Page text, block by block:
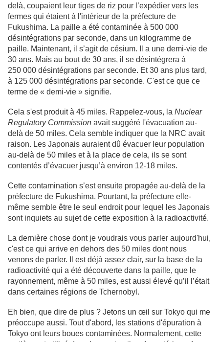
delà, coupaient leur tiges de riz pour l’expédier vers les
fermes qui étaient à l'intérieur de la préfecture de
Fukushima. La paille a été contaminée à 500 000
désintégrations par seconde, dans un kilogramme de
paille. Maintenant, il s’agit de césium. Il a une demi-vie de
30 ans. Mais au bout de 30 ans, il se désintégrera à
250 000 désintégrations par seconde. Et 30 ans plus tard,
à 125 000 désintégrations par seconde. C'est ce que ce
terme de « demi-vie » signifie.
Cela s'est produit à 45 miles. Rappelez-vous, la Nuclear
Regulatory Commission avait suggéré l'évacuation au-
delà de 50 miles. Cela semble indiquer que la NRC avait
raison. Les Japonais auraient dû évacuer leur population
au-delà de 50 miles et à la place de cela, ils se sont
contentés d’évacuer jusqu’à environ 12-18 miles.
Cette contamination s’est ensuite propagée au-delà de la
préfecture de Fukushima. Pourtant, la préfecture elle-
même semble être le seul endroit pour lequel les Japonais
sont inquiets au sujet de cette exposition à la radioactivité.
La dernière chose dont je voudrais vous parler aujourd'hui,
c'est ce qui arrive en dehors des 50 miles dont nous
venons de parler. Il est déjà assez clair, sur la base de la
radioactivité qui a été découverte dans la paille, que le
rayonnement, même à 50 miles, est aussi élevé qu’il l’était
dans certaines régions de Tchernobyl.
Eh bien, que dire de plus ? Jetons un œil sur Tokyo qui me
préoccupe aussi. Tout d'abord, les stations d'épuration à
Tokyo ont leurs boues contaminées. Normalement, cette